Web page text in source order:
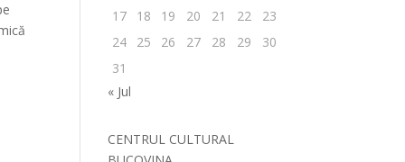
17
18 19 20 21 22
23
24
25 26 27 28 29
30
31
« Jul
CENTRUL CULTURAL